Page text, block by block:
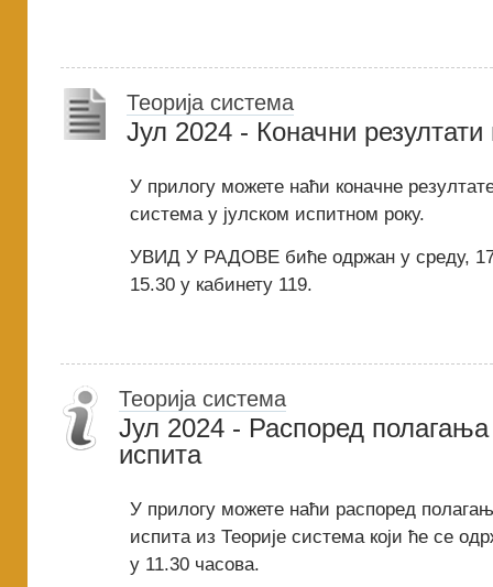
Теорија система
Јул 2024 - Коначни резултати
У прилогу можете наћи коначне
система у јулском испитном року.
УВИД У РАДОВЕ биће одржан у среду,
15.30 у кабинету 119.
Теорија система
Јул 2024 - Распоред
испита
У прилогу можете наћи распоред
испита из Теорије система који ће се
у 11.30 часова.